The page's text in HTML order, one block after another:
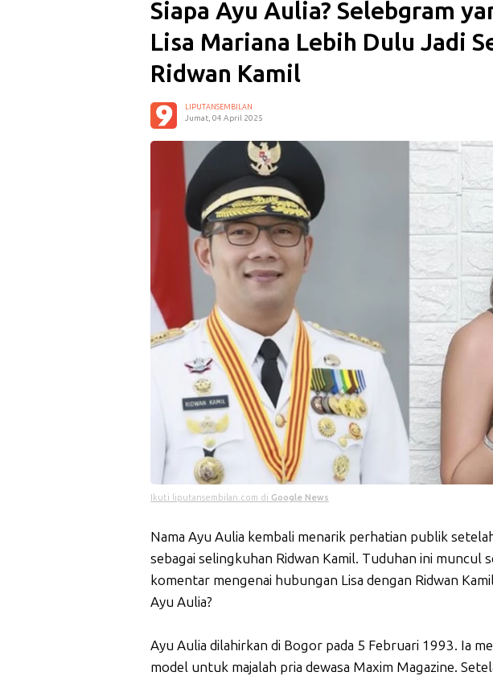
Siapa Ayu Aulia? Selebgram
Lisa Mariana Lebih Dulu Jadi
Ridwan Kamil
LIPUTANSEMBILAN
Jumat, 04 April 2025
Ikuti liputansembilan.com di Google News
Nama Ayu Aulia kembali menarik perhatian publik
sebagai selingkuhan Ridwan Kamil. Tuduhan ini muncul
komentar mengenai hubungan Lisa dengan Ridwan
Ayu Aulia?
Ayu Aulia dilahirkan di Bogor pada 5 Februari 1993. Ia
model untuk majalah pria dewasa Maxim Magazine.